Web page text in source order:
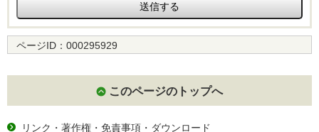
ページID： 000295929
このページのトップへ
リンク・著作権・免責事項・ダウンロード